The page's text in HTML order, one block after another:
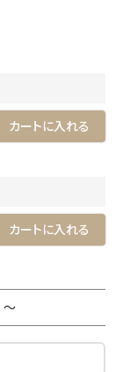
カートに入れる
カートに入れる
〜